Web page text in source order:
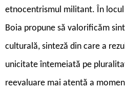
etnocentrismul militant. În locul
Boia propune să valorificăm
culturală, sinteză din care a
unicitate întemeiată pe
reevaluare mai atentă a